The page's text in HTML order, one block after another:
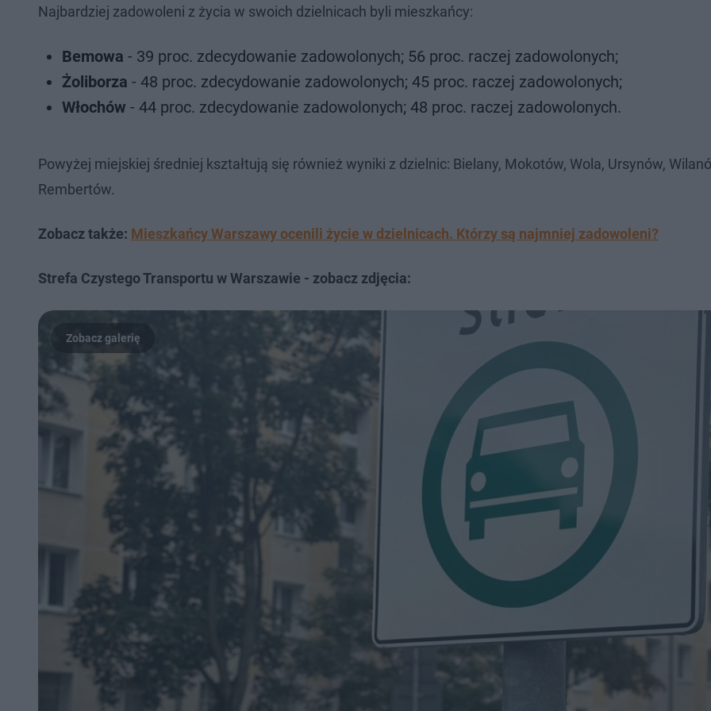
Najbardziej zadowoleni z życia w swoich dzielnicach byli mieszkańcy:
Bemowa - 39 proc. zdecydowanie zadowolonych; 56 proc. raczej zadowolonych;
Żoliborza - 48 proc. zdecydowanie zadowolonych; 45 proc. raczej zadowolonych;
Włochów - 44 proc. zdecydowanie zadowolonych; 48 proc. raczej zadowolonych.
Powyżej miejskiej średniej kształtują się również wyniki z dzielnic: Bielany, Mokotów, Wola, Ursynów,
Rembertów.
Zobacz także: Mieszkańcy Warszawy ocenili życie w dzielnicach. Którzy są najmniej zadowoleni?
Strefa Czystego Transportu w Warszawie - zobacz zdjęcia: